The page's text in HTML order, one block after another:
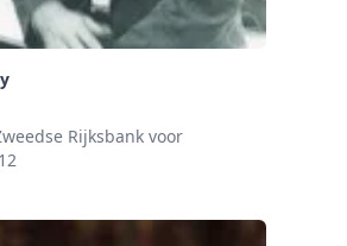
Rijksbank voor